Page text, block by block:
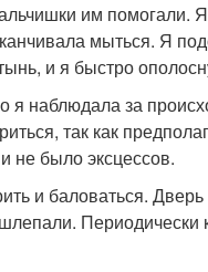
им помогали.
мыться. Я
и я быстро
я наблюдала за
так как
не было эксцессов.
и баловаться.
Периодически